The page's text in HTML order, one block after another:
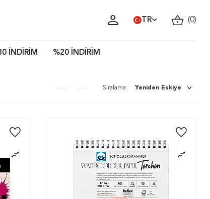
TR (0)
İNDİRİM %20 İNDİRİM
Sıralama: